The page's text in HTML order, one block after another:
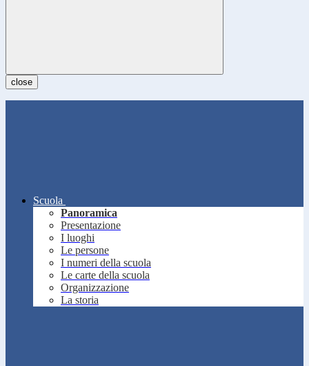
close
Scuola
Panoramica
Presentazione
I luoghi
Le persone
I numeri della scuola
Le carte della scuola
Organizzazione
La storia